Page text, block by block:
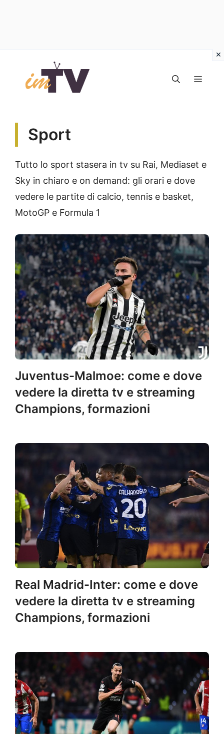
contenuto
Sport
Tutto lo sport stasera in tv su Rai, Mediaset e
Sky in chiaro e on demand: gli orari e dove
vedere le partite di calcio, tennis e basket,
MotoGP e Formula 1
Juventus-Malmoe: come e dove
vedere la diretta tv e streaming
Champions, formazioni
Real Madrid-Inter: come e dove
vedere la diretta tv e streaming
Champions, formazioni